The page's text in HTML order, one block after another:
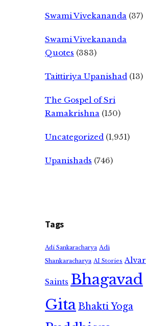
Swami Vivekananda (37)
Swami Vivekananda
Quotes (383)
Taittiriya Upanishad (13)
The Gospel of Sri
Ramakrishna (150)
Uncategorized (1,951)
Upanishads (746)
Tags
Adi Sankaracharya Adi
Shankaracharya AI Stories Alvar
Saints Bhagavad
GitaBhakti Yoga